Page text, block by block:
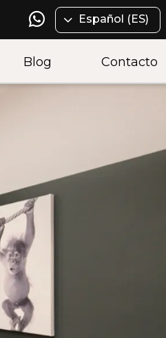
Español (ES)
Blog Contacto